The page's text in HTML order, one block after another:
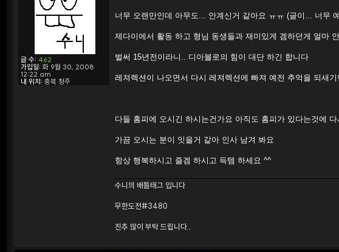
글 수: 462
가입일: 화 9월 30, 2008
12:22 am
내 위치: 충북 청주
너무 오랜만인데 아무도... 안계신거 같아요 ㅠㅠ (글이... 너무
제다이에서 활동 하고 형님 동생들과 재미있게 겜하던게 얼마
벌써 15년전이라니.. 디아블로의 힘이 대단 하긴 합니다
레져렉션이 나오면서 다시 레져렉션에 빠져 예전 추억을 되새
다들 홈피에 오시긴 하시는건가요 아직도 홈피가 있다는것에
가끔 오시는 분이 잇을거 같아 인사 남겨 봐요
항상 행복하시고 즐겜 하시고 득템 하세요 ^^
수니의 배틀태그 입니다
무한도전#3480
친추 많이 부탁 드립니다..